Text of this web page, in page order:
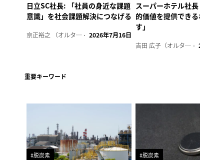
日立SC社長: 「社員の身近な課題
意識」を社会課題解決につなげる
京正裕之 （オルタナ副編集長） 2026年7月16日
スーパーホテル社長「地域
的価値を提供できるホテル
す」
吉田 広子（オルタナ輪番編集長） 2026年6
重要キーワード
#脱炭素 #脱炭素